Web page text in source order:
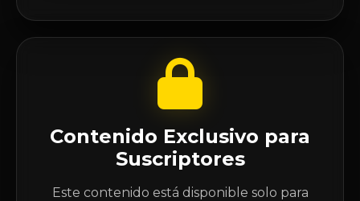
Contenido Exclusivo para
Suscriptores
Este contenido está disponible solo para